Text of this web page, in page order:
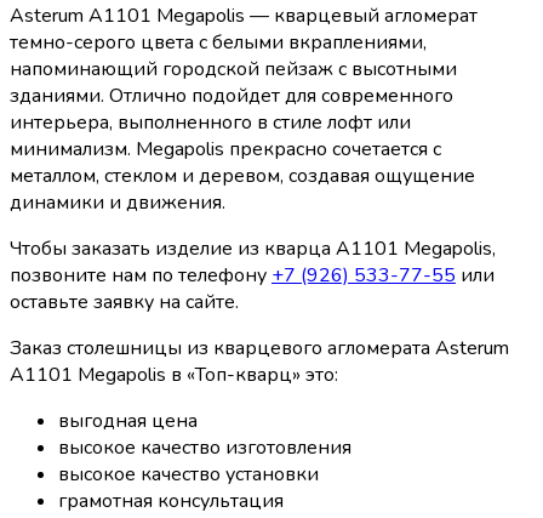
Asterum A1101 Megapolis — кварцевый агломерат
темно-серого цвета с белыми вкраплениями,
напоминающий городской пейзаж с высотными
зданиями. Отлично подойдет для современного
интерьера, выполненного в стиле лофт или
минимализм. Megapolis прекрасно сочетается с
металлом, стеклом и деревом, создавая ощущение
динамики и движения.
Чтобы заказать изделие из кварца A1101 Megapolis,
позвоните нам по телефону +7 (926) 533-77-55 или
оставьте заявку на сайте.
Заказ столешницы из кварцевого агломерата Asterum
A1101 Megapolis в «Топ-кварц» это:
выгодная цена
высокое качество изготовления
высокое качество установки
грамотная консультация